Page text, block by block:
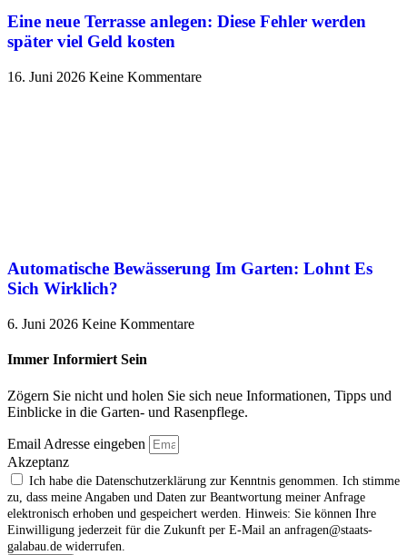
Eine neue Terrasse anlegen: Diese Fehler werden
später viel Geld kosten
16. Juni 2026 Keine Kommentare
Automatische Bewässerung Im Garten: Lohnt Es
Sich Wirklich?
6. Juni 2026 Keine Kommentare
Immer Informiert Sein
Zögern Sie nicht und holen Sie sich neue Informationen, Tipps und
Einblicke in die Garten- und Rasenpflege.
Email Adresse eingeben
Akzeptanz
Ich habe die Datenschutzerklärung zur Kenntnis genommen. Ich stimme
zu, dass meine Angaben und Daten zur Beantwortung meiner Anfrage
elektronisch erhoben und gespeichert werden. Hinweis: Sie können Ihre
Einwilligung jederzeit für die Zukunft per E‑Mail an anfragen@staats-
galabau.de widerrufen.